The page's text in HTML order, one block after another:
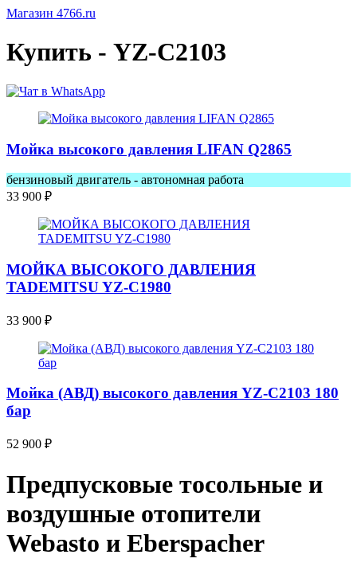
Магазин 4766.ru
Купить - YZ-C2103
Мойка высокого давления LIFAN Q2865
бензиновый двигатель - автономная работа
33 900 ₽
МОЙКА ВЫСОКОГО ДАВЛЕНИЯ
TADEMITSU YZ-C1980
33 900 ₽
Мойка (АВД) высокого давления YZ-C2103 180
бар
52 900 ₽
Предпусковые тосольные и
воздушные отопители
Webasto и Eberspacher